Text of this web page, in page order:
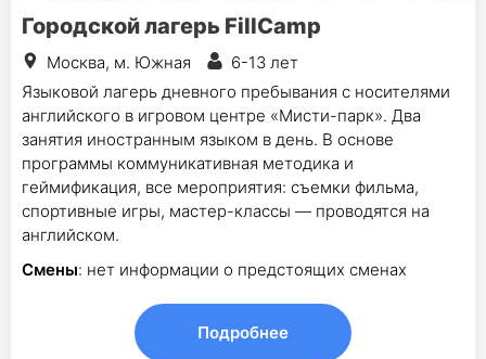
Городской лагерь FillCamp
Москва, м. Южная
6-13 лет
Языковой лагерь дневного пребывания с носителями
английского в игровом центре «Мисти-парк». Два
занятия иностранным языком в день. В основе
программы коммуникативная методика и
геймификация, все мероприятия: съемки фильма,
спортивные игры, мастер-классы — проводятся на
английском.
Смены: нет информации о предстоящих сменах
Подробнее